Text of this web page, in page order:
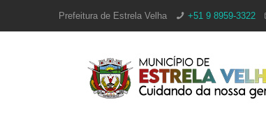
Prefeitura de Estrela Velha +51 9 8959-3322